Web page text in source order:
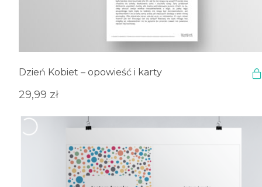
Dzień Kobiet – opowieść i karty
29,99 zł